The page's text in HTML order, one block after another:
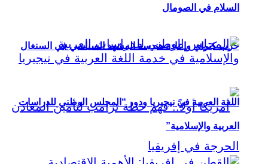
حزب كيراي وإعادة هندسة المشهد السياسي في السنغال
السلام في الصومال
اللغة العربية في نيجيريا ودور “المجلس الوطني للدراسات
العربية والإسلامية”